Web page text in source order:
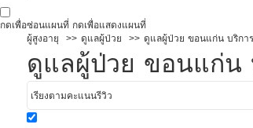
กดเพื่อซ่อนแผนที่ กดเพื่อแสดงแผนที่
ผู้สูงอายุ
ดูแลผู้ป่วย ดูแลผู้ป่วย ขอนแก่น บริกา
ดูแลผู้ป่วย ขอนแก่น